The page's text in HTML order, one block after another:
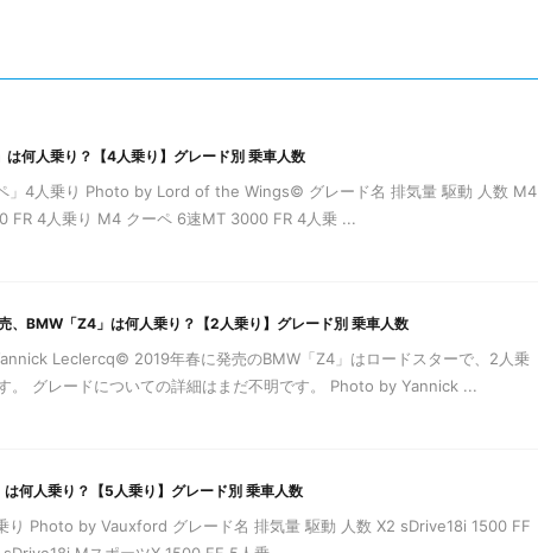
何人乗り？【4人乗り】グレード別 乗車人数
」4人乗り Photo by Lord of the Wings© グレード名 排気量 駆動 人数 M4
FR 4人乗り M4 クーペ 6速MT 3000 FR 4人乗 ...
、BMW「Z4」は何人乗り？【2人乗り】グレード別 乗車人数
Leclercq© 2019年春に発売のBMW「Z4」はロードスターで、2人乗
。 グレードについての詳細はまだ不明です。 Photo by Yannick ...
何人乗り？【5人乗り】グレード別 乗車人数
り Photo by Vauxford グレード名 排気量 駆動 人数 X2 sDrive18i 1500 FF